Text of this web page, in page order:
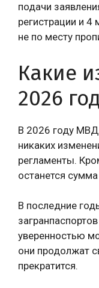
подачи
регистрации и
не по месту
Какие
2026
В 2026 году МВД
никаких
регламенты.
останется
В последние
уверенностью
они продолжат
прекратится.